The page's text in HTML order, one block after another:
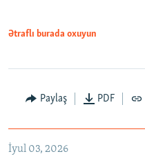
Auto 240p
720p
Ətraflı burada oxuyun
Paylaş PDF
İyul 03, 2026